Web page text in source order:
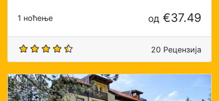
1 ноћење од €37.49
20 Рецензија